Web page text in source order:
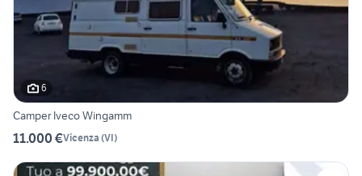
6
Camper Iveco Wingamm
11.000 €Vicenza (VI)